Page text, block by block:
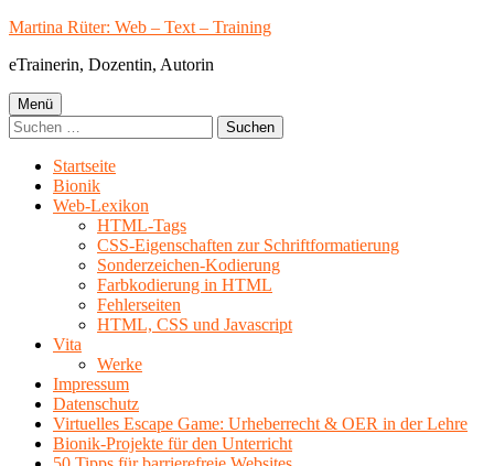
Springe
Inhalt
Martina Rüter: Web – Text – Training
eTrainerin, Dozentin, Autorin
Primäres
Menü
Menü
Suchen
nach:
Startseite
Bionik
Web-Lexikon
HTML-Tags
CSS-Eigenschaften zur Schriftformatierung
Sonderzeichen-Kodierung
Farbkodierung in HTML
Fehlerseiten
HTML, CSS und Javascript
Vita
Werke
Impressum
Datenschutz
Virtuelles Escape Game: Urheberrecht & OER in der Lehre
Bionik-Projekte für den Unterricht